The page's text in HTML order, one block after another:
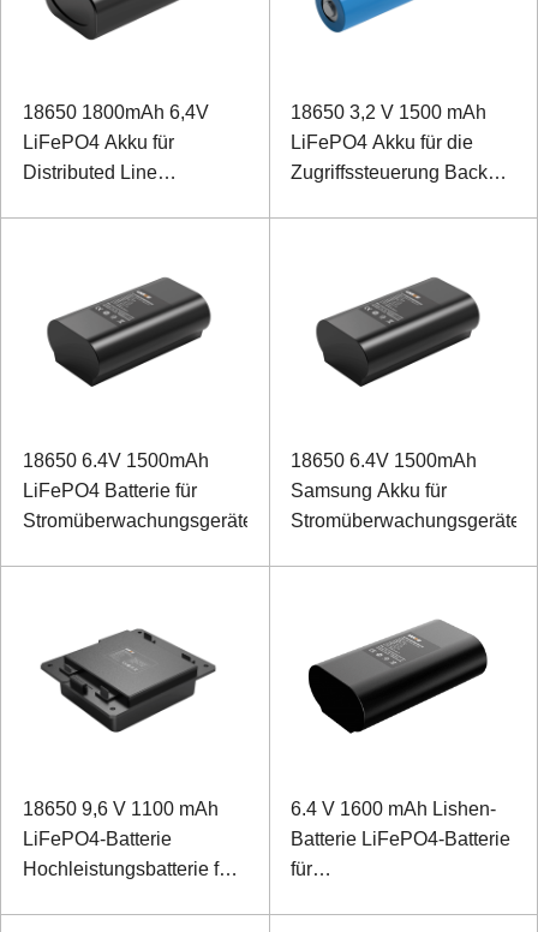
18650 1800mAh 6,4V
LiFePO4 Akku für
Distributed Line
18650 3,2 V 1500 mAh
LiFePO4 Akku für die
Zugriffssteuerung Backup
18650 6.4V 1500mAh
LiFePO4 Batterie für
Stromüberwachungsgeräte
18650 6.4V 1500mAh
Samsung Akku für
Stromüberwachungsgeräte
18650 9,6 V 1100 mAh
LiFePO4-Batterie
Hochleistungsbatterie für
6.4 V 1600 mAh Lishen-
Batterie LiFePO4-Batterie
für